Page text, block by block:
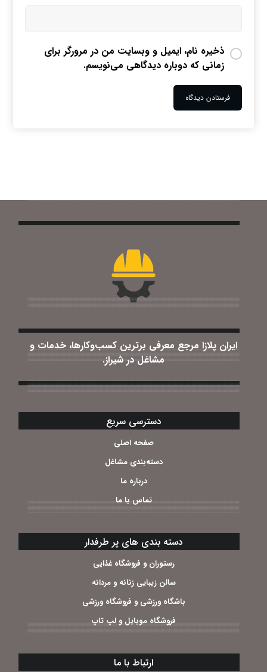
ذخیره نام، ایمیل و وبسایت من در مرورگر برای
زمانی که دوباره دیدگاهی می‌نویسم.
ایران پلازا مرجع معرفی برترین کسب‌وکارها، خدمات و
مشاغل در شیراز.
دسترسی سریع
صفحه اصلی
دسته‌بندی مشاغل
درباره ما
تماس با ما
دسته بندی های پر طرفدار
رستوران و فروشگاه غذایی
سالن زیبایی زنانه و مردانه
باشگاه ورزشی و فروشگاه ورزشی
فروشگاه موبایل و لپ تاپ
ارتباط با ما